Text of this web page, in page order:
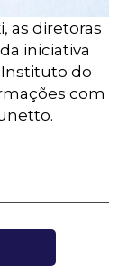
as diretoras
iniciativa
do
com